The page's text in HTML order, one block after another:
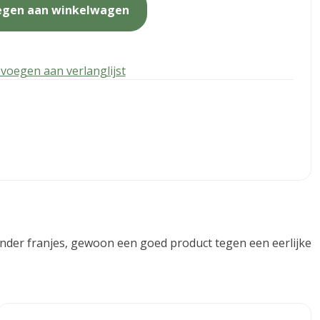
aan winkelwagen
aan verlanglijst
franjes, gewoon een goed product tegen een eerlijke